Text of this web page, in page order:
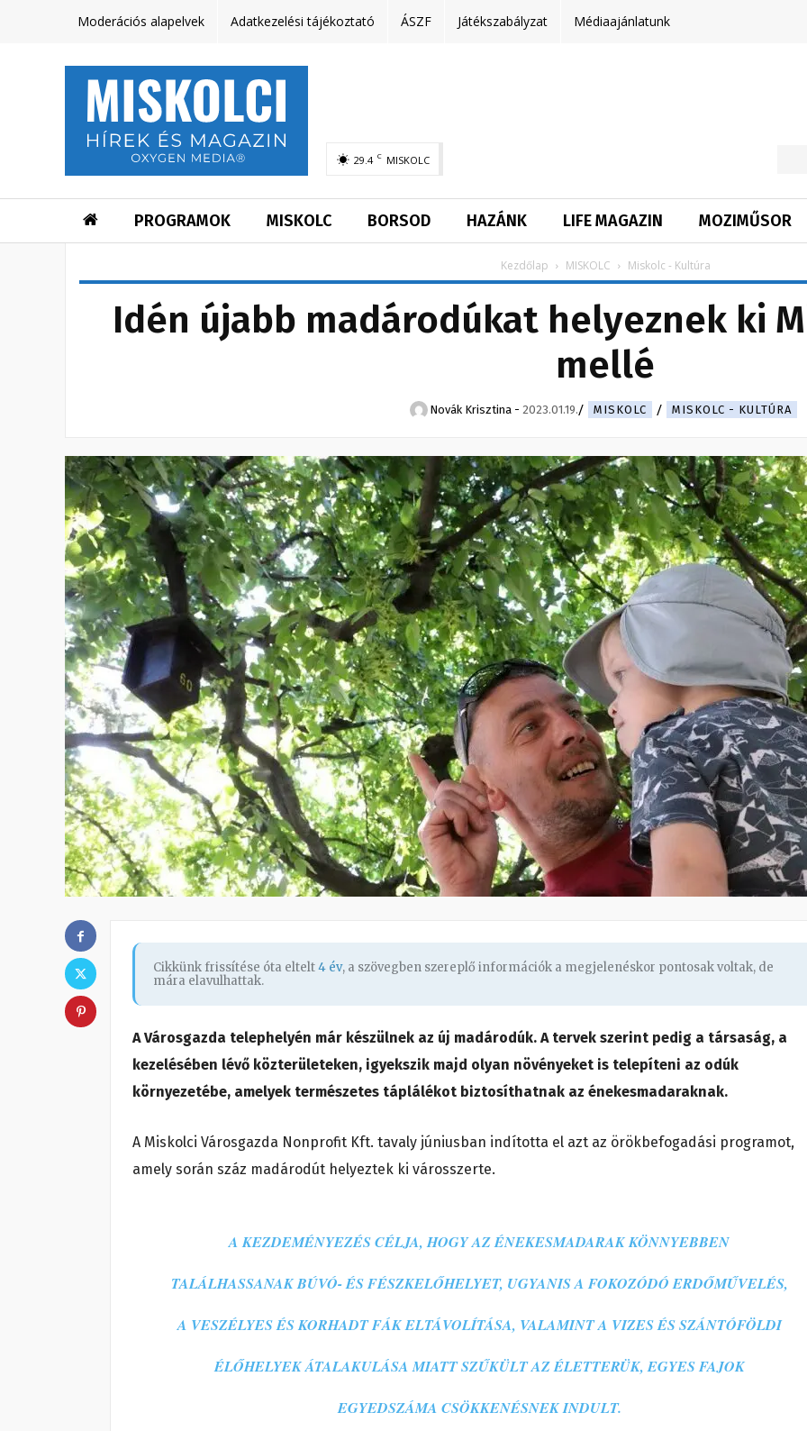
Moderációs alapelvek Adatkezelési tájékoztató ÁSZF Játékszabályzat Médiaajánlatunk
29.4 C MISKOLC
PROGRAMOK MISKOLC BORSOD HAZÁNK LIFE MAGAZIN MOZIMŰSOR
Kezdőlap MISKOLC Miskolc - Kultúra
Idén újabb madárodúkat helyeznek ki
mellé
Novák Krisztina - 2023.01.19. MISKOLC MISKOLC - KULTÚRA
Cikkünk frissítése óta eltelt4 év, a szövegben szereplő információk a megjelenéskor pontosak voltak, de
mára elavulhattak.
A Városgazda telephelyén már készülnek az új madárodúk. A tervek szerint pedig a társaság, a
kezelésében lévő közterületeken, igyekszik majd olyan növényeket is telepíteni az odúk
környezetébe, amelyek természetes táplálékot biztosíthatnak az énekesmadaraknak.
A Miskolci Városgazda Nonprofit Kft. tavaly júniusban indította el azt az örökbefogadási programot,
amely során száz madárodút helyeztek ki városszerte.
A KEZDEMÉNYEZÉS CÉLJA, HOGY AZ ÉNEKESMADARAK KÖNNYEBBEN
TALÁLHASSANAK BÚVÓ- ÉS FÉSZKELŐHELYET, UGYANIS A FOKOZÓDÓ ERDŐMŰVELÉS,
A VESZÉLYES ÉS KORHADT FÁK ELTÁVOLÍTÁSA, VALAMINT A VIZES ÉS SZÁNTÓFÖLDI
ÉLŐHELYEK ÁTALAKULÁSA MIATT SZŰKÜLT AZ ÉLETTERÜK, EGYES FAJOK
EGYEDSZÁMA CSÖKKENÉSNEK INDULT.